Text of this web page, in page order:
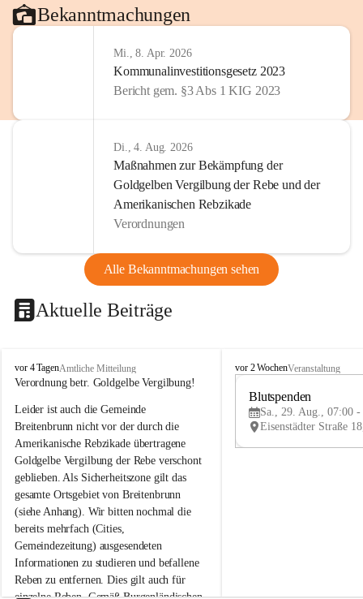
Bekanntmachungen
Mi., 8. Apr. 2026
Kommunalinvestitionsgesetz 2023
Bericht gem. §3 Abs 1 KIG 2023
Di., 4. Aug. 2026
Maßnahmen zur Bekämpfung der
Goldgelben Vergilbung der Rebe und der
Amerikanischen Rebzikade
Verordnungen
Alle Bekanntmachungen sehen
Aktuelle Beiträge
B
r
i
t
e
n
b
r
u
n
n
a
m
N
e
vor 4 TagenAmtliche Mitteilung
Verordnung betr. Goldgelbe Vergilbung!
Leider ist auch die Gemeinde
Breitenbrunn nicht vor der durch die
Amerikanische Rebzikade übertragene
Goldgelbe Vergilbung der Rebe verschont
geblieben. Als Sicherheitszone gilt das
gesamte Ortsgebiet von Breitenbrunn
(siehe Anhang). Wir bitten nochmal die
bereits mehrfach (Cities,
Gemeindezeitung) ausgesendeten
Informationen zu studieren und befallene
Reben zu entfernen. Dies gilt auch für
B
e
vor 2 WochenVeranstaltung
Blutspenden
Sa., 29. Aug., 07:00 -